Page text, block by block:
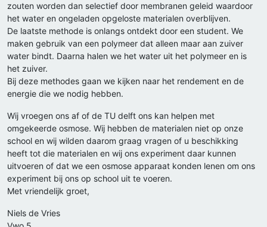
zouten worden dan selectief door membranen geleid waardoor
het water en ongeladen opgeloste materialen overblijven.
De laatste methode is onlangs ontdekt door een student. We
maken gebruik van een polymeer dat alleen maar aan zuiver
water bindt. Daarna halen we het water uit het polymeer en is
het zuiver.
Bij deze methodes gaan we kijken naar het rendement en de
energie die we nodig hebben.
Wij vroegen ons af of de TU delft ons kan helpen met
omgekeerde osmose. Wij hebben de materialen niet op onze
school en wij wilden daarom graag vragen of u beschikking
heeft tot die materialen en wij ons experiment daar kunnen
uitvoeren of dat we een osmose apparaat konden lenen om ons
experiment bij ons op school uit te voeren.
Met vriendelijk groet,
Niels de Vries